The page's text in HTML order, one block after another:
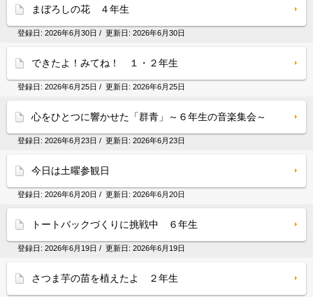
まぼろしの花 ４年生
登録日: 2026年6月30日 / 更新日: 2026年6月30日
できたよ！みてね！ １・２年生
登録日: 2026年6月25日 / 更新日: 2026年6月25日
心をひとつに響かせた「群青」～６年生の音楽集会～
登録日: 2026年6月23日 / 更新日: 2026年6月23日
今日は土曜参観日
登録日: 2026年6月20日 / 更新日: 2026年6月20日
トートバックづくりに挑戦中 ６年生
登録日: 2026年6月19日 / 更新日: 2026年6月19日
さつま芋の苗を植えたよ ２年生